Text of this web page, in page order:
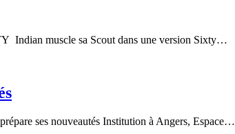
Indian muscle sa Scout dans une version Sixty…
ses nouveautés Institution à Angers, Espace…